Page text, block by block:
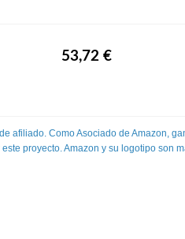
53,72 €
afiliado. Como Asociado de Amazon,
proyecto. Amazon y su logotipo son